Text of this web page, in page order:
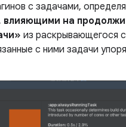
с задачами,
на
из раскрывающегося
с ними задачи